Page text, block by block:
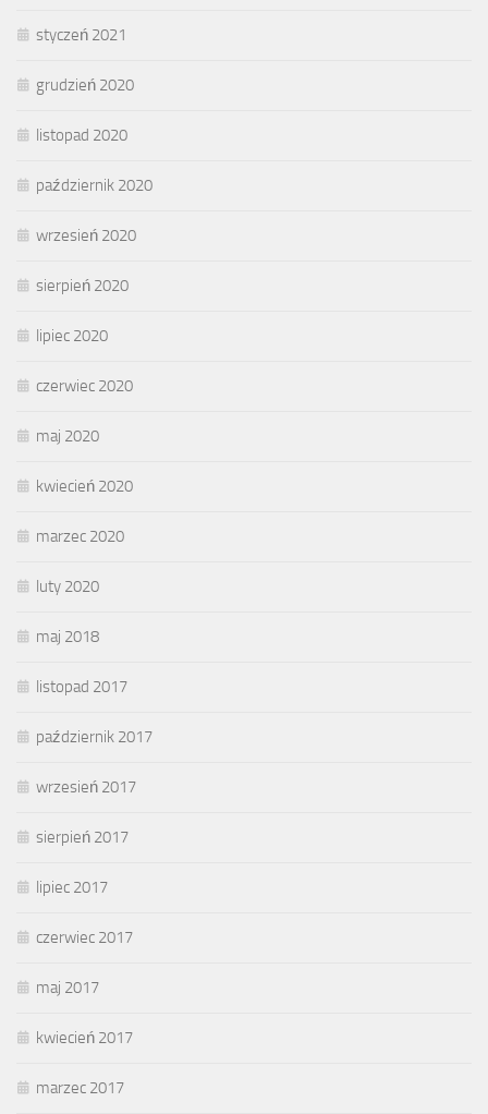
styczeń 2021
grudzień 2020
listopad 2020
październik 2020
wrzesień 2020
sierpień 2020
lipiec 2020
czerwiec 2020
maj 2020
kwiecień 2020
marzec 2020
luty 2020
maj 2018
listopad 2017
październik 2017
wrzesień 2017
sierpień 2017
lipiec 2017
czerwiec 2017
maj 2017
kwiecień 2017
marzec 2017